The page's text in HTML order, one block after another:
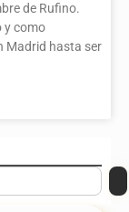
de Rufino.
y como
Madrid hasta ser